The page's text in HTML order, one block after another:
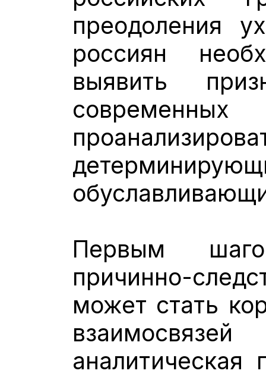
преодоления
россиян
выявить
Первым
причинно-
может стать
аналитическая